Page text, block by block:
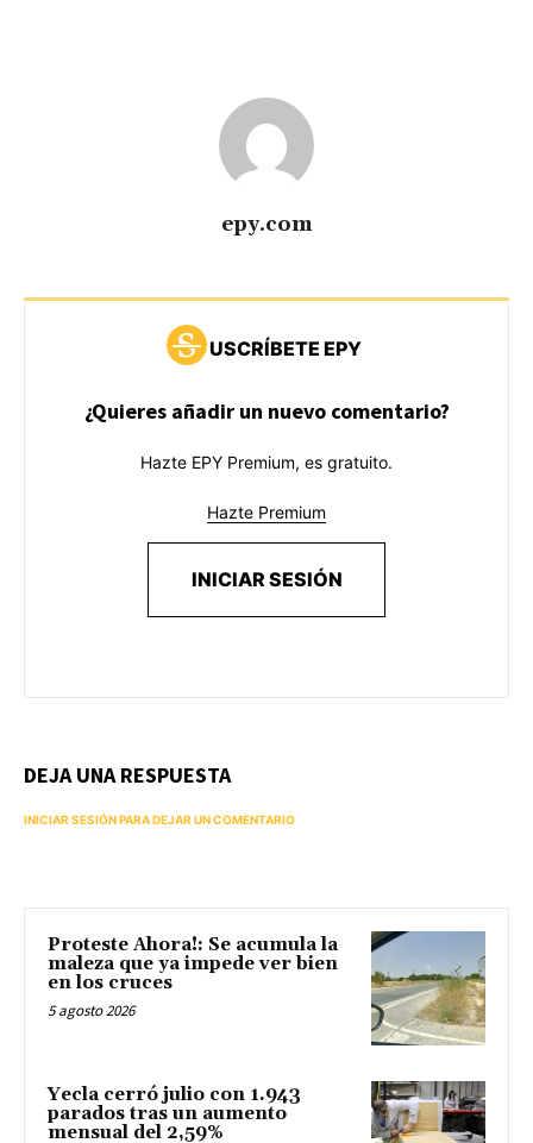
epy.com
USCRÍBETE EPY
¿Quieres añadir un nuevo comentario?
Hazte EPY Premium, es gratuito.
Hazte Premium
INICIAR SESIÓN
DEJA UNA RESPUESTA
INICIAR SESIÓN PARA DEJAR UN COMENTARIO
Proteste Ahora!: Se acumula la
maleza que ya impede ver bien
en los cruces
5 agosto 2026
Yecla cerró julio con 1.943
parados tras un aumento
mensual del 2,59%